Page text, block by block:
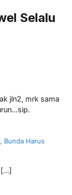
Selalu
jln2, mrk sama
Bunda Harus
[…]